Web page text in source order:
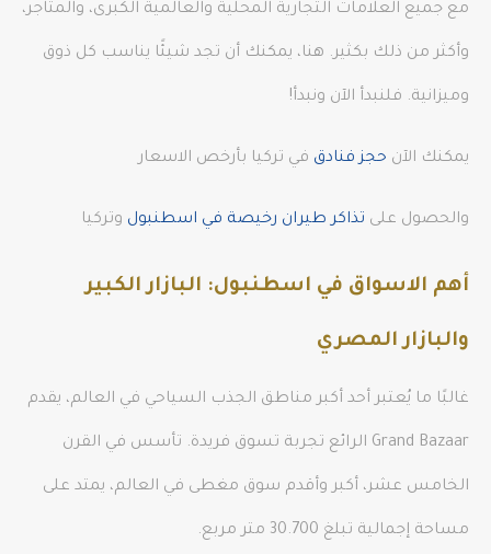
مع جميع العلامات التجارية المحلية والعالمية الكبرى، والمتاجر،
وأكثر من ذلك بكثير. هنا، يمكنك أن تجد شيئًا يناسب كل ذوق
وميزانية. فلنبدأ الآن ونبدأ!
يمكنك الآن حجز فنادق في تركيا بأرخص الاسعار
والحصول على تذاكر طيران رخيصة في اسطنبول وتركيا
أهم الاسواق في اسطنبول: البازار الكبير
والبازار المصري
غالبًا ما يُعتبر أحد أكبر مناطق الجذب السياحي في العالم، يقدم
Grand Bazaar الرائع تجربة تسوق فريدة. تأسس في القرن
الخامس عشر، أكبر وأقدم سوق مغطى في العالم، يمتد على
مساحة إجمالية تبلغ 30.700 متر مربع.